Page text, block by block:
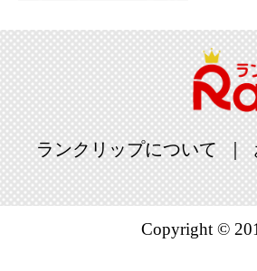
ランクリップについて
Copyright ©